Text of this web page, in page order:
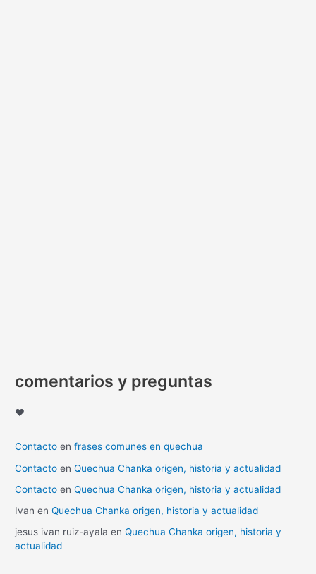
comentarios y preguntas
♥
Contacto enfrases comunes en quechua
Contacto enQuechua Chanka origen, historia y actualidad
Contacto enQuechua Chanka origen, historia y actualidad
Ivan enQuechua Chanka origen, historia y actualidad
jesus ivan ruiz-ayala enQuechua Chanka origen, historia y
actualidad